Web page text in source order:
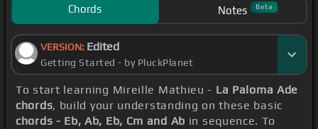
Chords Notes Beta
VERSION: Edited
Getting Started - by PluckPlanet
To start learning Mireille Mathieu - La Paloma Ade
chords, build your understanding on these basic
chords - Eb, Ab, Eb, Cm and Ab in sequence. To